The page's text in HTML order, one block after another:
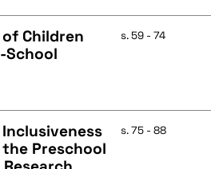
Children
School
s. 59 - 74
Preschool
s. 75 - 88